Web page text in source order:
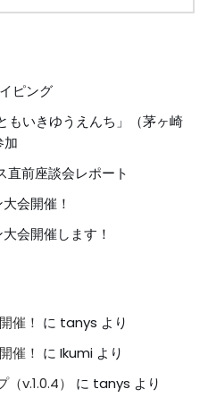
ピング
もいきゆうえんち」（茅ヶ崎
加
直前座談会レポート
会開催！
会開催します！
催！ に tanys より
催！ に Ikumi より
v.1.0.4）
に tanys より